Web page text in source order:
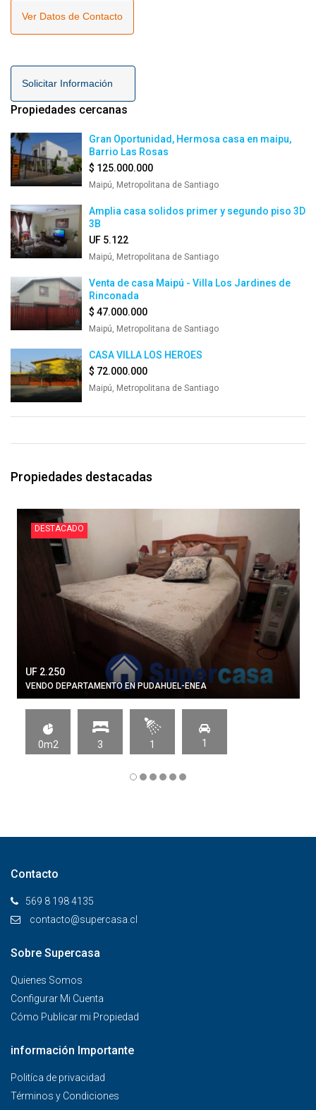
Ver Datos de Contacto
Solicitar Información
Propiedades cercanas
Gran Oportunidad, Hermosa casa en maipu,
Barrio Las Rosas
$ 125.000.000
Maipú, Metropolitana de Santiago
Amplia casa solidos primer y segundo piso 3D
3B
UF 5.122
Maipú, Metropolitana de Santiago
Venta de casa Maipú - Villa Los Jardines de
Rinconada
$ 47.000.000
Maipú, Metropolitana de Santiago
CASA VILLA LOS HEROES
$ 72.000.000
Maipú, Metropolitana de Santiago
Propiedades destacadas
DESTACADO
UF 2.250
VENDO DEPARTAMENTO EN PUDAHUEL-ENEA
0m2 3 1 1
Contacto
569 8 198 4135
contacto@supercasa.cl
Sobre Supercasa
Quienes Somos
Configurar Mi Cuenta
Cómo Publicar mi Propiedad
información Importante
Politíca de privacidad
Términos y Condiciones